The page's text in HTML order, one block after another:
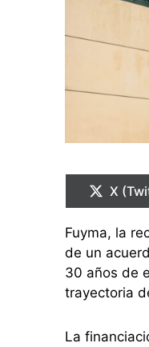
en
X
Fuyma, la
de un
30 años de
trayectoria
La
en